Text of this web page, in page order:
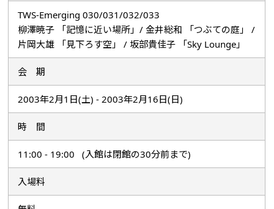
TWS-Emerging 030/031/032/033
柳澤暁子 「記憶に近い場所」/ 金井総和 「つぶての庭」 /
片岡大雄 「見下ろす空」 / 坂部貴佳子 「Sky Lounge」
会 期
2003年2月1日(土) - 2003年2月16日(日)
時 間
11:00 - 19:00 (入館は閉館の30分前まで)
入場料